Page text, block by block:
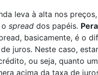
leva à alta nos
spread dos papéis.
basicamente, é o
juros. Neste caso,
ou seja, quanto
acima da taxa de